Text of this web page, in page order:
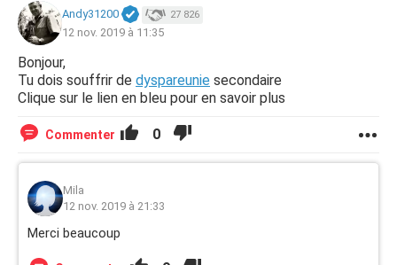
Andy31200 27 826
12 nov. 2019 à 11:35
Bonjour,
Tu dois souffrir de dyspareunie secondaire
Clique sur le lien en bleu pour en savoir plus
Commenter 0
Mila
12 nov. 2019 à 21:33
Merci beaucoup